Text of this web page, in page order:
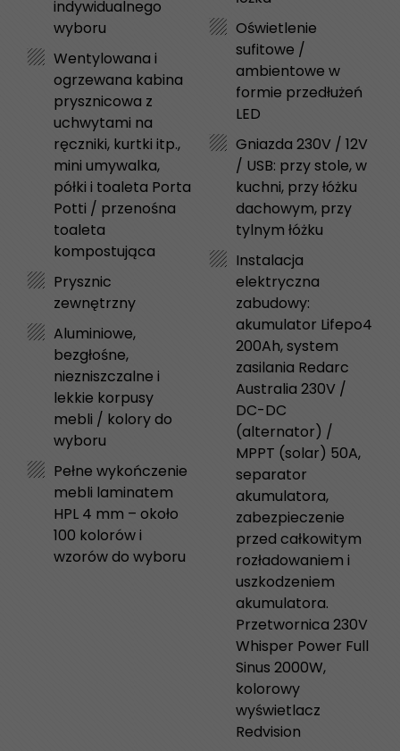
indywidualnego
wyboru
Wentylowana i
ogrzewana kabina
prysznicowa z
uchwytami na
ręczniki, kurtki itp.,
mini umywalka,
półki i toaleta Porta
Potti / przenośna
toaleta
kompostująca
Prysznic
zewnętrzny
Aluminiowe,
bezgłośne,
niezniszczalne i
lekkie korpusy
mebli / kolory do
wyboru
Pełne wykończenie
mebli laminatem
HPL 4 mm – około
100 kolorów i
wzorów do wyboru
Oświetlenie
sufitowe /
ambientowe w
formie przedłużeń
LED
Gniazda 230V / 12V
/ USB: przy stole, w
kuchni, przy łóżku
dachowym, przy
tylnym łóżku
Instalacja
elektryczna
zabudowy:
akumulator Lifepo4
200Ah, system
zasilania Redarc
Australia 230V /
DC-DC
(alternator) /
MPPT (solar) 50A,
separator
akumulatora,
zabezpieczenie
przed całkowitym
rozładowaniem i
uszkodzeniem
akumulatora.
Przetwornica 230V
Whisper Power Full
Sinus 2000W,
kolorowy
wyświetlacz
Redvision